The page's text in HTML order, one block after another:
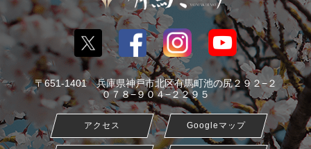
〒651-1401 兵庫県神戸市北区有馬町池の尻２９２−２
０７８−９０４−２２９５
アクセス Googleマップ